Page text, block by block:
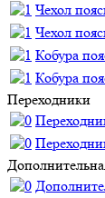
Чехол
Чехол
Кобура
Кобура
Переходники